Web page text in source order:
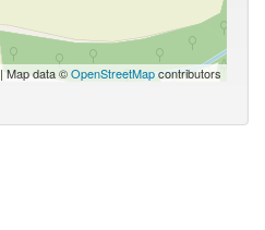
| Map data ©OpenStreetMapcontributors